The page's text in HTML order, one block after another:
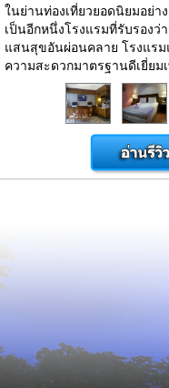
ในย่านท่องเที่ยวยอดนิยมอย่
เป็นอีกหนึ่งโรงแรมที่รับรองว่
แสนสุขอันผ่อนคลาย โรงแร
ความสะดวกมาตรฐานดีเยี่ยม